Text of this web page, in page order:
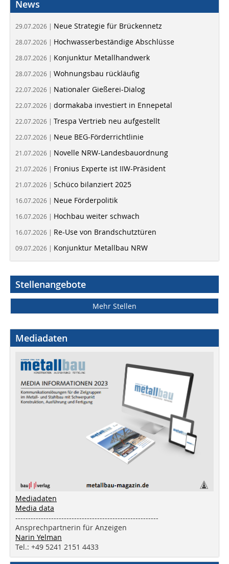
News
29.07.2026 | Neue Strategie für Brückennetz
28.07.2026 | Hochwasserbeständige Abschlüsse
28.07.2026 | Konjunktur Metallhandwerk
28.07.2026 | Wohnungsbau rückläufig
22.07.2026 | Nationaler Gießerei-Dialog
22.07.2026 | dormakaba investiert in Ennepetal
22.07.2026 | Trespa Vertrieb neu aufgestellt
22.07.2026 | Neue BEG-Förderrichtlinie
21.07.2026 | Novelle NRW-Landesbauordnung
21.07.2026 | Fronius Experte ist IIW-Präsident
21.07.2026 | Schüco bilanziert 2025
16.07.2026 | Neue Förderpolitik
16.07.2026 | Hochbau weiter schwach
16.07.2026 | Re-Use von Brandschutztüren
09.07.2026 | Konjunktur Metallbau NRW
Stellenangebote
Mehr Stellen
Mediadaten
Mediadaten
Media data
--------------------------------------------------------
Ansprechpartnerin für Anzeigen
Narin Yelman
Tel.: +49 5241 2151 4433